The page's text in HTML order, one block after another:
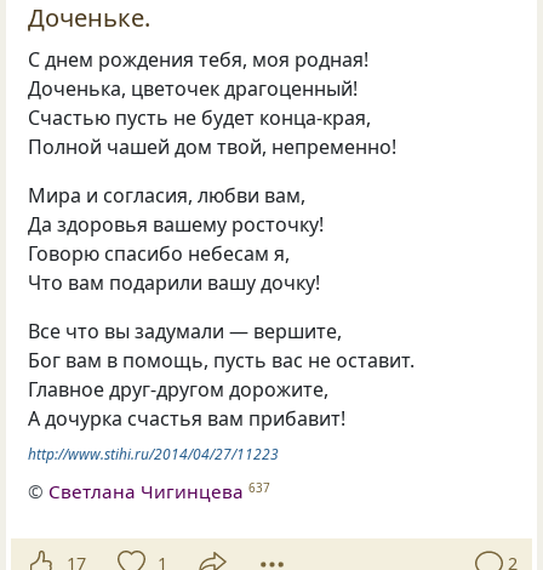
Доченьке.
С днем рождения тебя, моя родная!
Доченька, цветочек драгоценный!
Счастью пусть не будет конца-края,
Полной чашей дом твой, непременно!
Мира и согласия, любви вам,
Да здоровья вашему росточку!
Говорю спасибо небесам я,
Что вам подарили вашу дочку!
Все что вы задумали — вершите,
Бог вам в помощь, пусть вас не оставит.
Главное друг-другом дорожите,
А дочурка счастья вам прибавит!
http://www.stihi.ru/2014/04/27/11223
© Светлана Чигинцева 637
17 1 2